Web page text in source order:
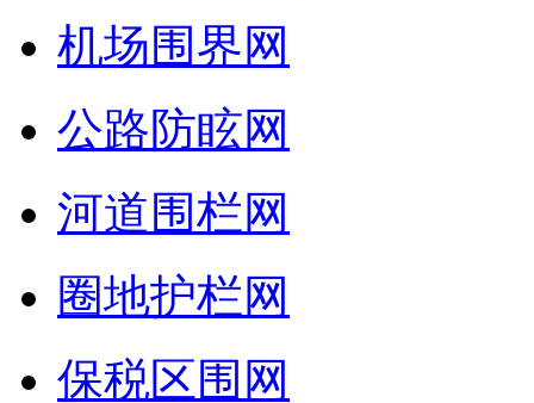
机场围界网
公路防眩网
河道围栏网
圈地护栏网
保税区围网